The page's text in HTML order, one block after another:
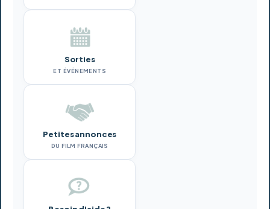
Sorties
ET ÉVÉNEMENTS
Petites annonces
DU FILM FRANÇAIS